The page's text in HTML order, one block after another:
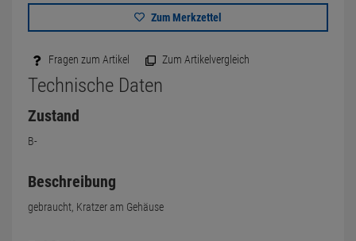
Zum Merkzettel
Fragen zum Artikel Zum Artikelvergleich
Technische Daten
Zustand
B-
Beschreibung
gebraucht, Kratzer am Gehäuse